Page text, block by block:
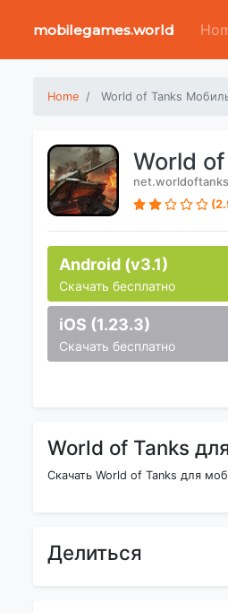
mobilegames.world
Home World of Tanks
World
Android (v3.1)
Скачать бесплатно
iOS (1.23.3)
Скачать бесплатно
World of Tanks
Скачать World of Tanks для
Делиться